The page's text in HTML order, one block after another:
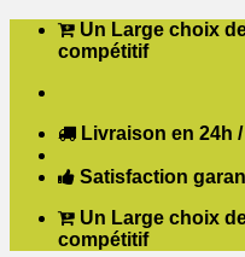
Passer Un Large choix
compétitif
Livraison en 24h
Satisfaction
Un Large choix
compétitif